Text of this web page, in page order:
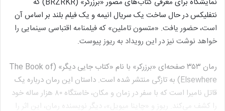
نتفلیکس در حال ساخت یک سریال انیمه و یک فیلم بلند بر اساس آن
است، حضور یافت. «متسون تاملین» که فیلمنامه اقتباسی سینمایی را
خواهد نوشت نیز در این رویداد به ریوز پیوست.
رمان ۳۵۳ صفحه‌ای «برزرکر» با نام «کتاب جایی دیگر» (The Book of
Elsewhere) به تازگی منتشر شده است. داستان این رمان درباره یک
قاتل نامیرا است که با سفر در زمان و مکان، خاستگاه ۸۰ هزار ساله خود
را کشف می‌کند. ریوز و «چاینا میویل»، دیگر نویسنده رمان، این اثر را